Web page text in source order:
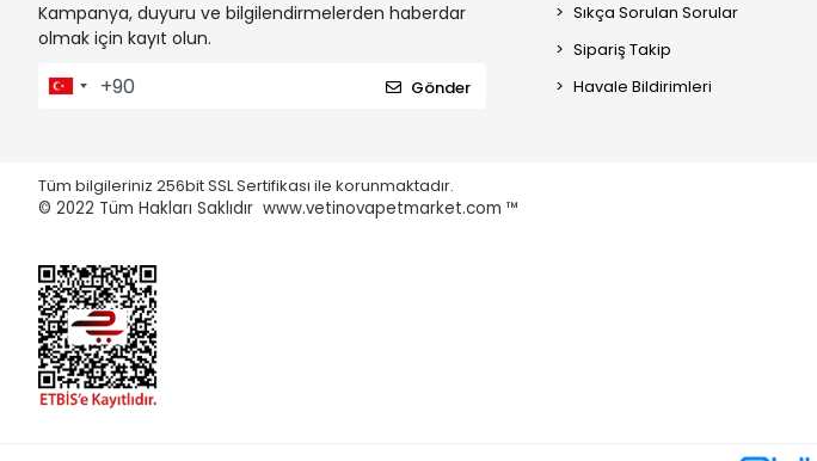
Kampanya, duyuru ve bilgilendirmelerden haberdar
olmak için kayıt olun.
Gönder
Sıkça Sorulan Sorular
Sipariş Takip
Havale Bildirimleri
Tüm bilgileriniz 256bit SSL Sertifikası ile korunmaktadır.
© 2022 Tüm Hakları Saklıdır www.vetinovapetmarket.com ™